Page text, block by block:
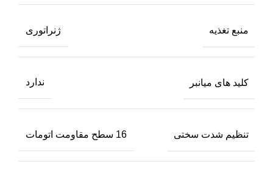
منبع تغذیه ژنراتوری
کلید های میانبر ندارد
تنظیم شدت سختی 16 سطح مقاومت اتومات